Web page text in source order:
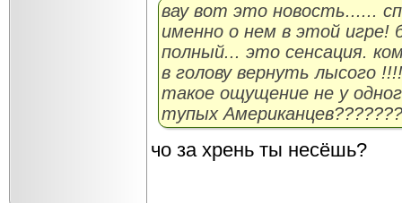
вау вот это новость......
именно о нем в этой игре!
полный... это сенсация.
в голову вернуть лысого
такое ощущение не у
тупых
чо за хрень ты несёшь?